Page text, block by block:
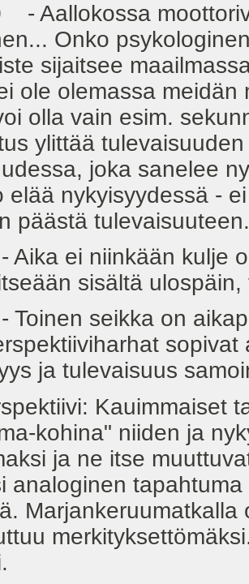
- Aallokossa
Onko
sijaitsee
ole olemassa
olla vain esim.
ylittää
joka sanelee
elää nykyisyydessä -
päästä tulevaisuuteen.
ei niinkään kulje
sisältä
seikka on
ja tulevaisuus
Kauimmaiset
kohina" niiden ja
ja ne itse
analoginen